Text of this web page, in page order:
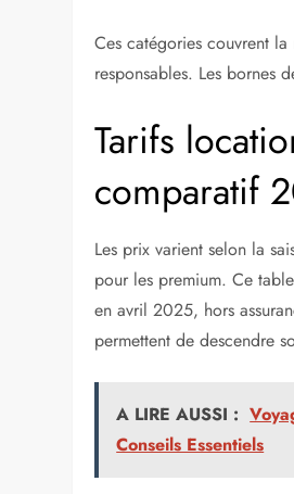
Ces catégories couvrent
responsables. Les bornes
Tarifs
comparatif
Les prix varient selon la
pour les premium. Ce
en avril 2025, hors
permettent de descendre
A LIRE AUSSI :
Conseils Essentiels